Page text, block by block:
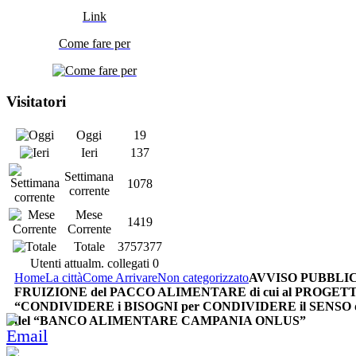
Link
Come fare per
Visitatori
Oggi
19
Ieri
137
Settimana
corrente
1078
Mese
Corrente
1419
Totale
3757377
Utenti attualm. collegati 0
HomeLa cittàCome ArrivareNon categorizzatoAVVISO
FRUIZIONE del PACCO ALIMENTARE di cui al
“CONDIVIDERE i BISOGNI per CONDIVIDERE il SENSO
del “BANCO ALIMENTARE CAMPANIA ONLUS”